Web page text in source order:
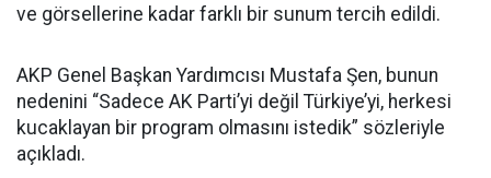
ve görsellerine kadar farklı bir sunum tercih edildi.
AKP Genel Başkan Yardımcısı Mustafa Şen, bunun
nedenini “Sadece AK Parti’yi değil Türkiye’yi, herkesi
kucaklayan bir program olmasını istedik” sözleriyle
açıkladı.